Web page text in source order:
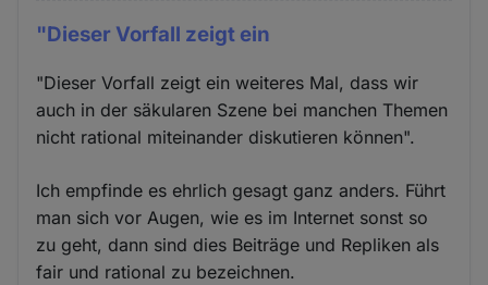
"Dieser Vorfall zeigt ein
"Dieser Vorfall zeigt ein weiteres Mal, dass wir
auch in der säkularen Szene bei manchen Themen
nicht rational miteinander diskutieren können".
Ich empfinde es ehrlich gesagt ganz anders. Führt
man sich vor Augen, wie es im Internet sonst so
zu geht, dann sind dies Beiträge und Repliken als
fair und rational zu bezeichnen.